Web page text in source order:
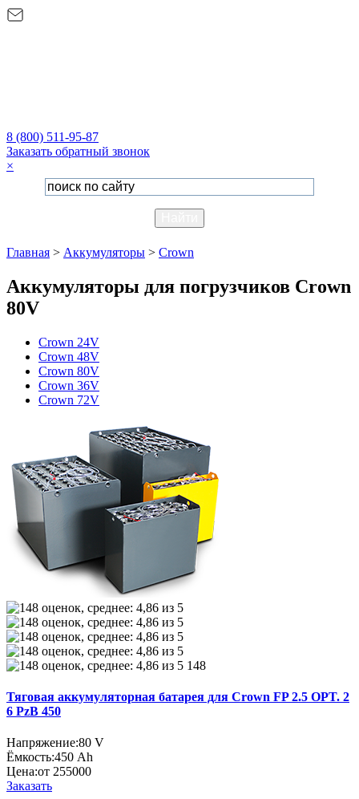
8 (800) 511-95-87
Заказать обратный звонок
×
Главная > Аккумуляторы > Crown
Аккумуляторы для погрузчиков Crown
80V
Crown 24V
Crown 48V
Crown 80V
Crown 36V
Crown 72V
148
Тяговая аккумуляторная батарея для Crown FP 2.5 OPT. 2
6 PzB 450
Напряжение:80 V
Ёмкость:450 Ah
Цена:от 255000
Заказать